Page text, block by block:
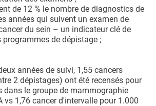
de 12 % le nombre de diagnostics de
années qui suivent un examen de
du sein – un indicateur clé de
programmes de dépistage ;
années de suivi, 1,55 cancers
2 dépistages) ont été recensés pour
dans le groupe de mammographie
vs 1,76 cancer d'intervalle pour 1.000